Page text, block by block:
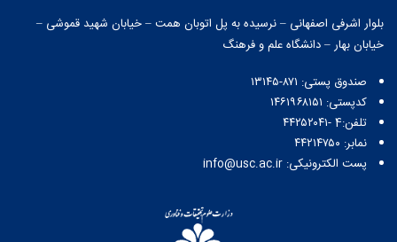
بلوار اشرفی اصفهانی – نرسیده به پل اتوبان همت – خیابان شهید قموشی –
خیابان بهار – دانشگاه علم و فرهنگ
صندوق پستی:‌ ۸۷۱-۱۳۱۴۵
کدپستی: ۱۴۶۱۹۶۸۱۵۱
تلفن:4 -۴۴۲۵۲۰۴۱
نمابر: ۴۴۲۱۴۷۵۰
پست الکترونیکی: info@usc.ac.ir